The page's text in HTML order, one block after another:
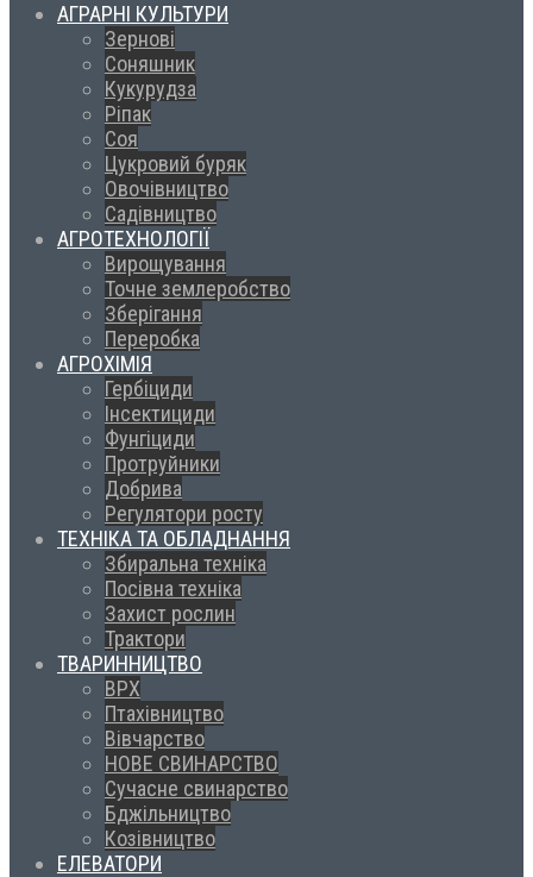
АГРАРНІ КУЛЬТУРИ
Зернові
Соняшник
Кукурудза
Ріпак
Соя
Цукровий буряк
Овочівництво
Садівництво
АГРОТЕХНОЛОГІЇ
Вирощування
Точне землеробство
Зберігання
Переробка
АГРОХІМІЯ
Гербіциди
Інсектициди
Фунгіциди
Протруйники
Добрива
Регулятори росту
ТЕХНІКА ТА ОБЛАДНАННЯ
Збиральна техніка
Посівна техніка
Захист рослин
Трактори
ТВАРИННИЦТВО
ВРХ
Птахівництво
Вівчарство
НОВЕ СВИНАРСТВО
Сучасне свинарство
Бджільництво
Козівництво
ЕЛЕВАТОРИ